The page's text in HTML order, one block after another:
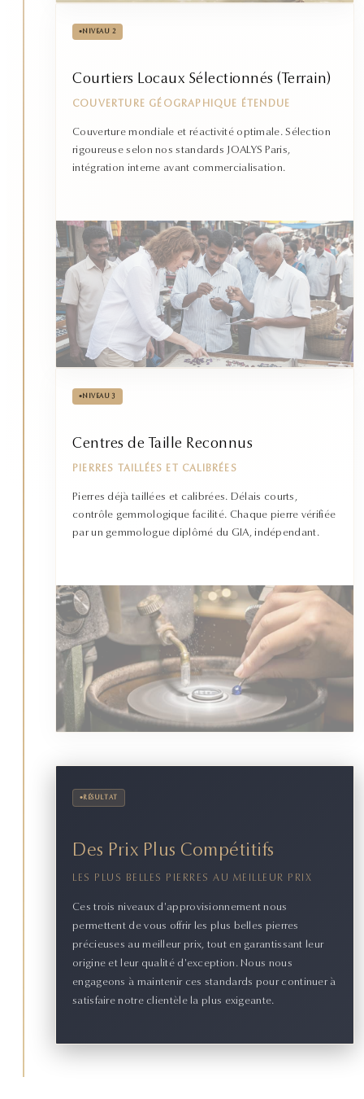
• NIVEAU 2
Courtiers Locaux Sélectionnés (Terrain)
COUVERTURE GÉOGRAPHIQUE ÉTENDUE
Couverture mondiale et réactivité optimale. Sélection
rigoureuse selon nos standards JOALYS Paris,
intégration interne avant commercialisation.
• NIVEAU 3
Centres de Taille Reconnus
PIERRES TAILLÉES ET CALIBRÉES
Pierres déjà taillées et calibrées. Délais courts,
contrôle gemmologique facilité. Chaque pierre vérifiée
par un gemmologue diplômé du GIA, indépendant.
• RÉSULTAT
Des Prix Plus Compétitifs
LES PLUS BELLES PIERRES AU MEILLEUR PRIX
Ces trois niveaux d'approvisionnement nous
permettent de vous offrir les plus belles pierres
précieuses au meilleur prix, tout en garantissant leur
origine et leur qualité d'exception. Nous nous
engageons à maintenir ces standards pour continuer à
satisfaire notre clientèle la plus exigeante.